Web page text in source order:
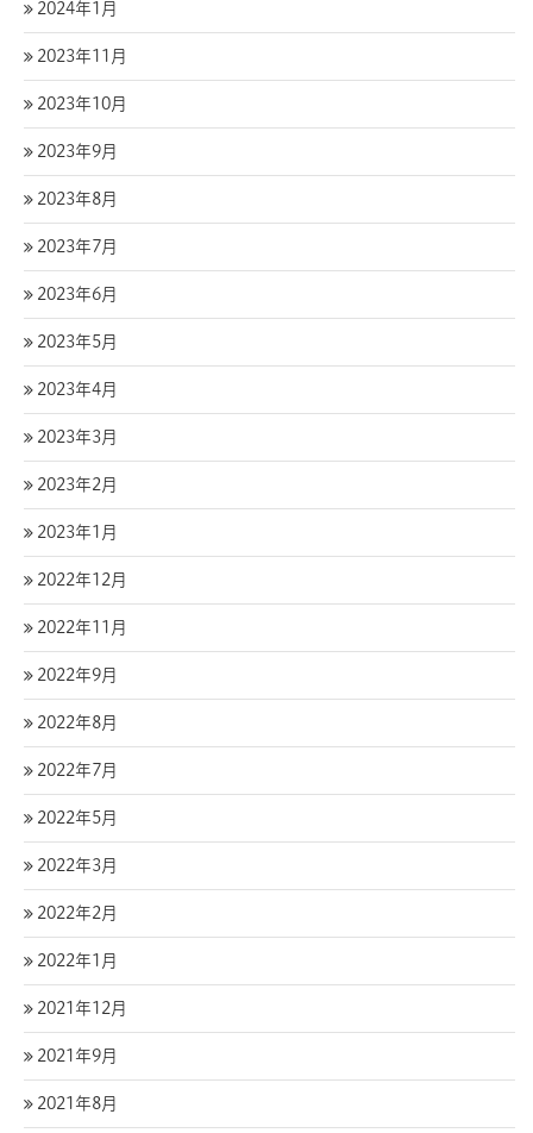
2024年1月
2023年11月
2023年10月
2023年9月
2023年8月
2023年7月
2023年6月
2023年5月
2023年4月
2023年3月
2023年2月
2023年1月
2022年12月
2022年11月
2022年9月
2022年8月
2022年7月
2022年5月
2022年3月
2022年2月
2022年1月
2021年12月
2021年9月
2021年8月